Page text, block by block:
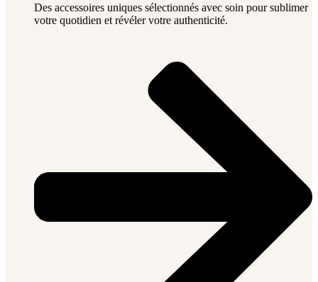
Des accessoires uniques sélectionnés avec soin pour sublimer
votre quotidien et révéler votre authenticité.